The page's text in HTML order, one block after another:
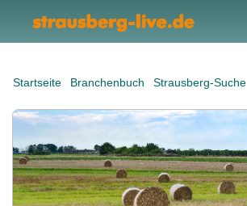
Startseite Branchenbuch Strausberg-Suche